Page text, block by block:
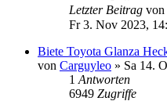
Letzter Beitrag von
Fr 3. Nov 2023,
Biete Toyota Glanza
von Carguyleo » Sa 14.
1 Antworten
6949 Zugriffe